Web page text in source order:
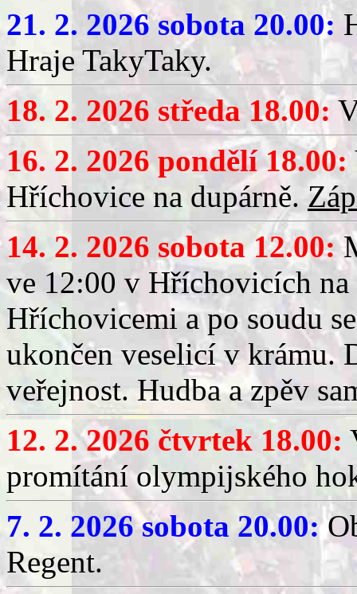
21. 2. 2026 sobota 20.00:
Hraje TakyTaky.
18. 2. 2026 středa 18.00:
16. 2. 2026 pondělí 18.00:
Hříchovice na dupárně.
14. 2. 2026 sobota 12.00:
ve 12:00 v Hříchovicích
Hříchovicemi a po soudu
ukončen veselicí v krámu.
veřejnost. Hudba a zpěv
12. 2. 2026 čtvrtek 18.00:
promítání olympijského
7. 2. 2026 sobota 20.00:
Regent.